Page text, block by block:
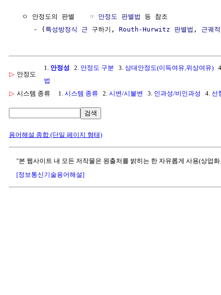
  ㅇ 안정도의 판별    ☞
안정도 판별법
등 참조
     - (
특성방정식 근 구하기, Routh-Hurwitz 판별법 , 근궤적
▷ 안정도
1. 안정성 2. 안정도 구분 3. 상대안정도(이득여유,위상여유)
법
▷ 시스템 종류 1. 시스템 종류 2. 시변/시불변 3. 인과성/비인과성 4. 선
검색
용어해설 종합 (단일 페이지 형태)
"본 웹사이트 내 모든 저작물은 원출처를 밝히는 한 자유롭게 사용(상업
[정보통신기술용어해설]